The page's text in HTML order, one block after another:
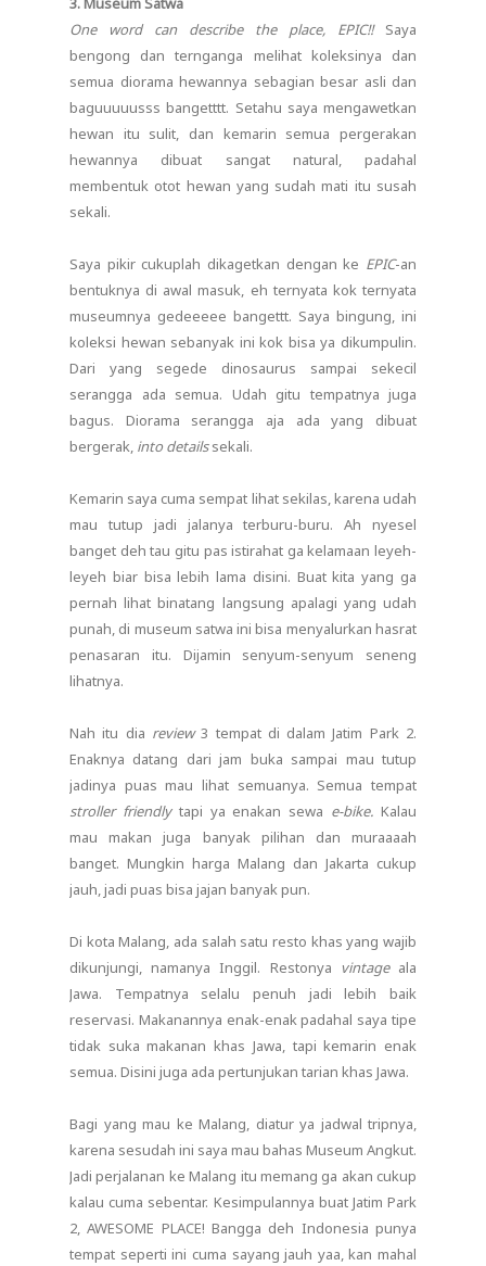
One word can describe the place, EPIC!!Saya
bengong dan ternganga melihat koleksinya dan
semua diorama hewannya sebagian besar asli dan
baguuuuusss bangetttt. Setahu saya mengawetkan
hewan itu sulit, dan kemarin semua pergerakan
hewannya dibuat sangat natural, padahal
membentuk otot hewan yang sudah mati itu susah
sekali.
Saya pikir cukuplah dikagetkan dengan ke EPIC-an
bentuknya di awal masuk, eh ternyata kok ternyata
museumnya gedeeeee bangettt. Saya bingung, ini
koleksi hewan sebanyak ini kok bisa ya dikumpulin.
Dari yang segede dinosaurus sampai sekecil
serangga ada semua. Udah gitu tempatnya juga
bagus. Diorama serangga aja ada yang dibuat
bergerak, into detailssekali.
Kemarin saya cuma sempat lihat sekilas, karena udah
mau tutup jadi jalanya terburu-buru. Ah nyesel
banget deh tau gitu pas istirahat ga kelamaan leyeh-
leyeh biar bisa lebih lama disini. Buat kita yang ga
pernah lihat binatang langsung apalagi yang udah
punah, di museum satwa ini bisa menyalurkan hasrat
penasaran itu. Dijamin senyum-senyum seneng
lihatnya.
Nah itu dia review3 tempat di dalam Jatim Park 2.
Enaknya datang dari jam buka sampai mau tutup
jadinya puas mau lihat semuanya. Semua tempat
stroller friendly tapi ya enakan sewa e-bike.Kalau
mau makan juga banyak pilihan dan muraaaah
banget. Mungkin harga Malang dan Jakarta cukup
jauh, jadi puas bisa jajan banyak pun.
Di kota Malang, ada salah satu resto khas yang wajib
dikunjungi, namanya Inggil. Restonya vintageala
Jawa. Tempatnya selalu penuh jadi lebih baik
reservasi. Makanannya enak-enak padahal saya tipe
tidak suka makanan khas Jawa, tapi kemarin enak
semua. Disini juga ada pertunjukan tarian khas Jawa.
Bagi yang mau ke Malang, diatur ya jadwal tripnya,
karena sesudah ini saya mau bahas Museum Angkut.
Jadi perjalanan ke Malang itu memang ga akan cukup
kalau cuma sebentar. Kesimpulannya buat Jatim Park
2, AWESOME PLACE! Bangga deh Indonesia punya
tempat seperti ini cuma sayang jauh yaa, kan mahal